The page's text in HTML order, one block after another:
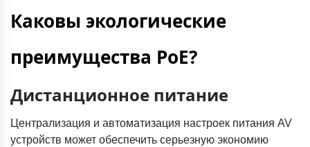
Каковы экологические
преимущества PoE?
Дистанционное питание
Централизация и автоматизация настроек питания AV
устройств может обеспечить серьезную экономию